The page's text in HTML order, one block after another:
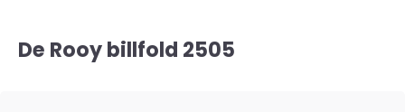
De Rooy billfold 2505